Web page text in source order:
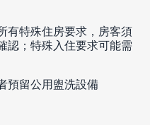
有特殊住房要求，房客須
認；特殊入住要求可能需
預留公用盥洗設備